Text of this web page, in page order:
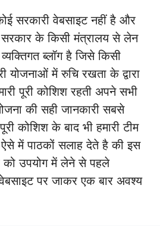
सरकारी वेबसाइट नहीं है और
के किसी मंत्रालय से लेन
ब्लॉग है जिसे किसी
योजनाओं में रुचि रखता के द्वारा
पूरी कोशिश रहती अपने सभी
की सही जानकारी सबसे
कोशिश के बाद भी हमारी टीम
में पाठकों सलाह देते है की इस
को उपयोग में लेने से पहले
पर जाकर एक बार अवश्य